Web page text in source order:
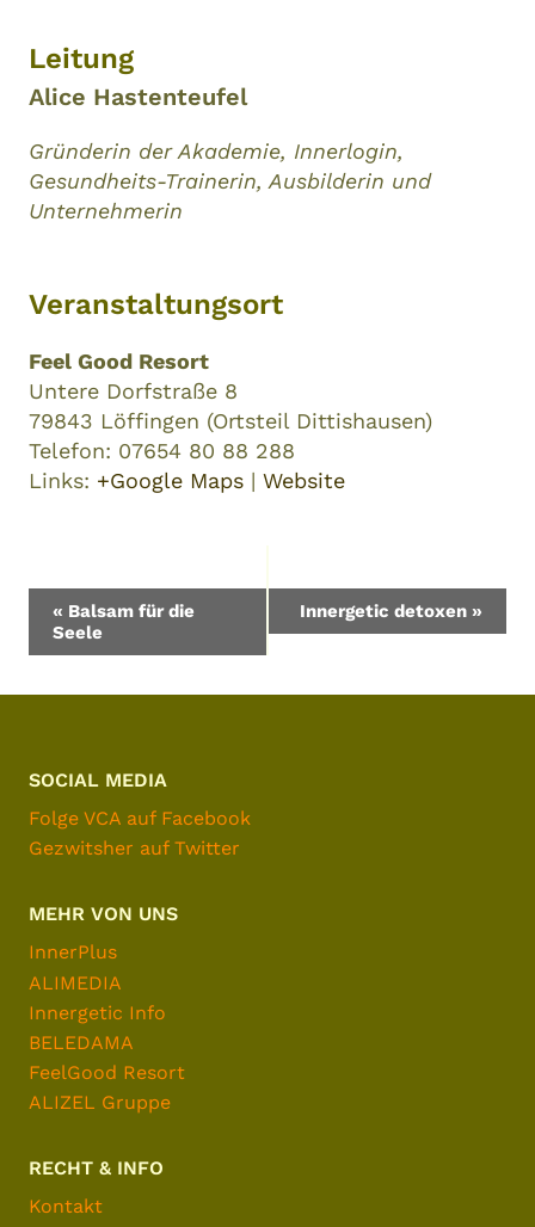
Leitung
Alice Hastenteufel
Gründerin der Akademie, Innerlogin,
Gesundheits-Trainerin, Ausbilderin und
Unternehmerin
Veranstaltungsort
Feel Good Resort
Untere Dorfstraße 8
79843 Löffingen (Ortsteil Dittishausen)
Telefon: 07654 80 88 288
Links: +Google Maps | Website
Veranstaltung-
Navigation
« Balsam für die
Seele
Innergetic detoxen »
SOCIAL MEDIA
Folge VCA auf Facebook
Gezwitsher auf Twitter
MEHR VON UNS
InnerPlus
ALIMEDIA
Innergetic Info
BELEDAMA
FeelGood Resort
ALIZEL Gruppe
RECHT & INFO
Kontakt